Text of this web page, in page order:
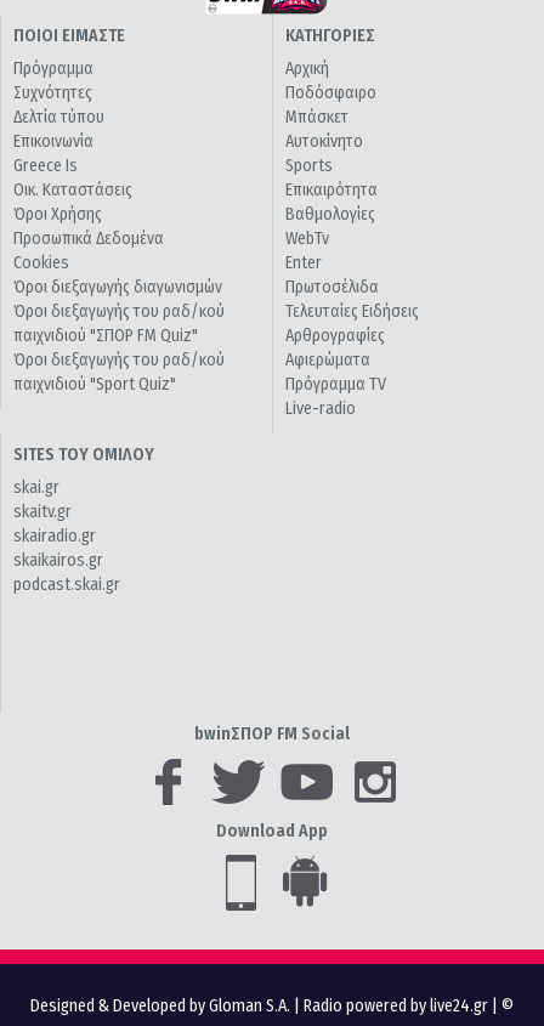
ΠΟΙΟΙ ΕΙΜΑΣΤΕ
Πρόγραμμα
Συχνότητες
Δελτία τύπου
Επικοινωνία
Greece Is
Οικ. Καταστάσεις
Όροι Χρήσης
Προσωπικά Δεδομένα
Cookies
Όροι διεξαγωγής διαγωνισμών
Όροι διεξαγωγής του ραδ/κού
παιχνιδιού "ΣΠΟΡ FM Quiz"
Όροι διεξαγωγής του ραδ/κού
παιχνιδιού "Sport Quiz"
ΚΑΤΗΓΟΡΙΕΣ
Αρχική
Ποδόσφαιρο
Μπάσκετ
Αυτοκίνητο
Sports
Επικαιρότητα
Βαθμολογίες
WebTv
Enter
Πρωτοσέλιδα
Τελευταίες Ειδήσεις
Αρθρογραφίες
Αφιερώματα
Πρόγραμμα TV
Live-radio
SITES ΤΟΥ ΟΜΙΛΟΥ
skai.gr
skaitv.gr
skairadio.gr
skaikairos.gr
podcast.skai.gr
bwinΣΠΟΡ FM Social
Download App
Designed & Developed by Gloman S.A. Radio powered by live24.gr | ©